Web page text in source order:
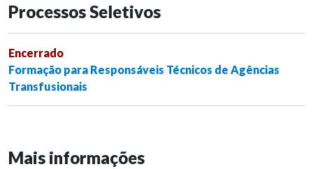
Processos Seletivos
Encerrado
Formação para Responsáveis Técnicos de Agências
Transfusionais
Mais informações